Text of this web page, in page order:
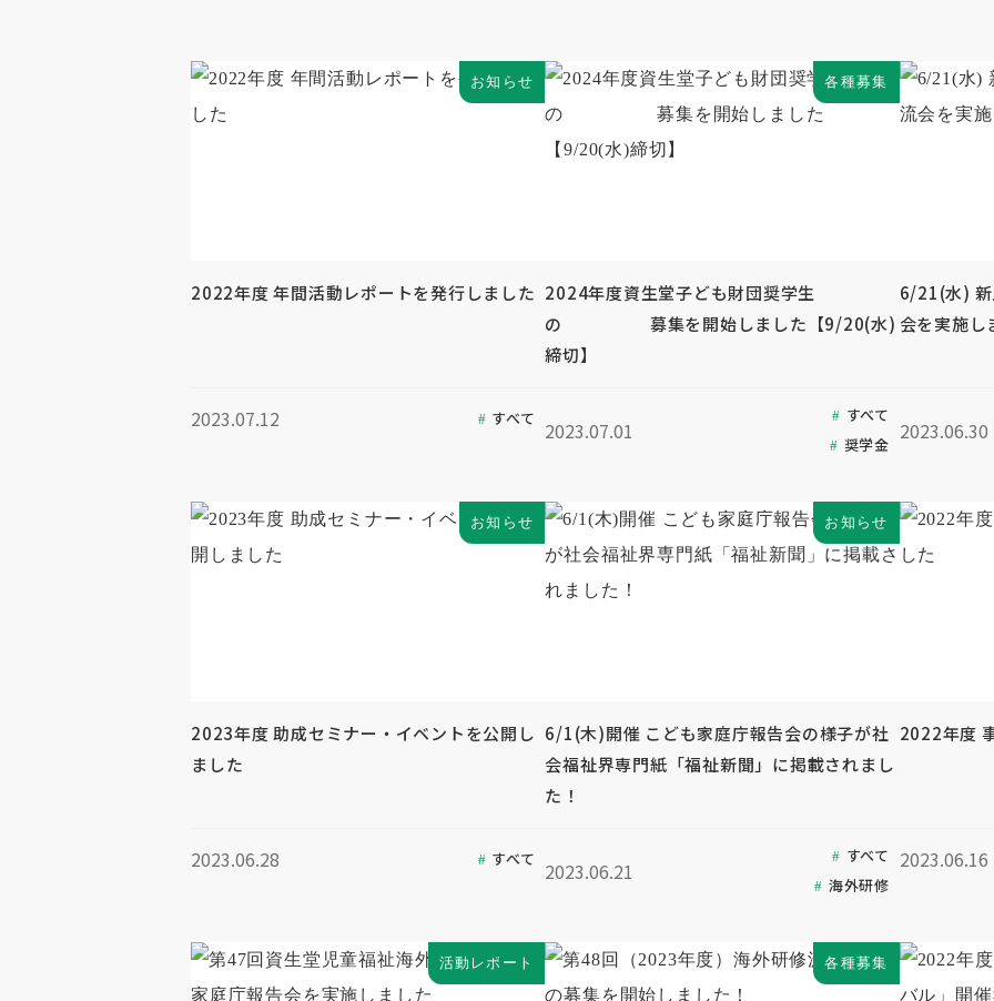
お知らせ
2022年度 年間活動レポートを発行しました
2023.07.12 すべて
各種募集
2024年度資生堂子ども財団奨学生
の 募集を開始しました【9/20(水)
締切】
2023.07.01
すべて
奨学金
6/21(水) 新
会を実施し
2023.06.30
お知らせ
2023年度 助成セミナー・イベントを公開し
ました
2023.06.28 すべて
お知らせ
6/1(木)開催 こども家庭庁報告会の様子が社
会福祉界専門紙「福祉新聞」に掲載されまし
た！
2023.06.21
すべて
海外研修
2022年度
2023.06.16
活動レポート 各種募集